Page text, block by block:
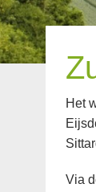
Het
Via